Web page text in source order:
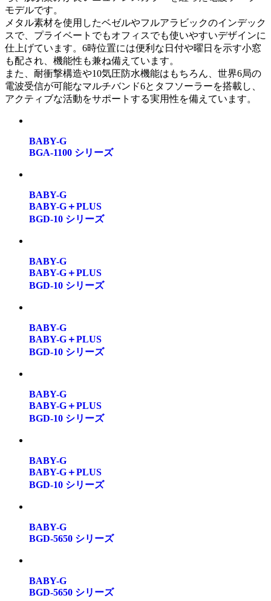
モデルです。
メタル素材を使用したベゼルやフルアラビックのインデック
スで、プライベートでもオフィスでも使いやすいデザインに
仕上げています。6時位置には便利な日付や曜日を示す小窓
も配され、機能性も兼ね備えています。
また、耐衝撃構造や10気圧防水機能はもちろん、世界6局の
電波受信が可能なマルチバンド6とタフソーラーを搭載し、
アクティブな活動をサポートする実用性を備えています。
BABY-G
BGA-1100 シリーズ
BABY-G
BABY-G＋PLUS
BGD-10 シリーズ
BABY-G
BABY-G＋PLUS
BGD-10 シリーズ
BABY-G
BABY-G＋PLUS
BGD-10 シリーズ
BABY-G
BABY-G＋PLUS
BGD-10 シリーズ
BABY-G
BABY-G＋PLUS
BGD-10 シリーズ
BABY-G
BGD-5650 シリーズ
BABY-G
BGD-5650 シリーズ